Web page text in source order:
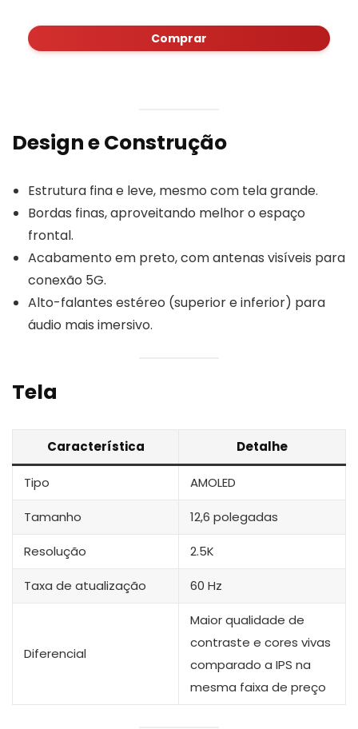
Comprar
Design e Construção
Estrutura fina e leve, mesmo com tela grande.
Bordas finas, aproveitando melhor o espaço
frontal.
Acabamento em preto, com antenas visíveis para
conexão 5G.
Alto-falantes estéreo (superior e inferior) para
áudio mais imersivo.
Tela
Característica Detalhe
Tipo AMOLED
Tamanho 12,6 polegadas
Resolução 2.5K
Taxa de atualização 60 Hz
Diferencial
Maior qualidade de
contraste e cores vivas
comparado a IPS na
mesma faixa de preço